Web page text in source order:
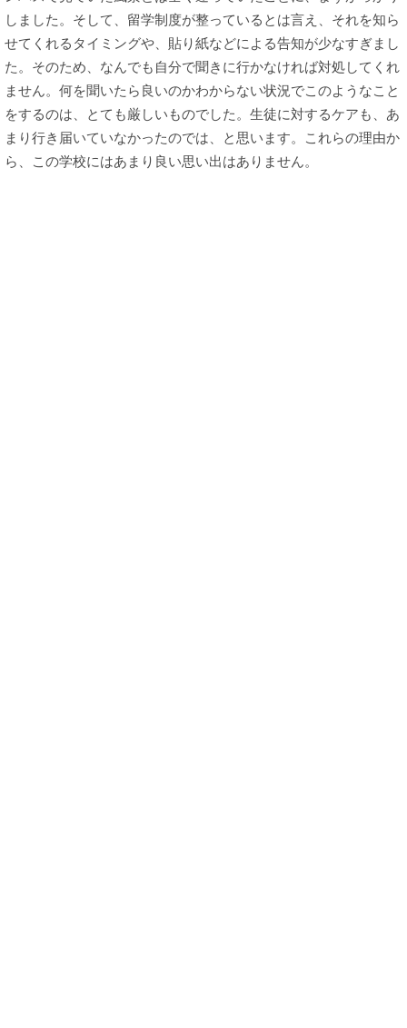
しました。そして、留学制度が整っているとは言え、それを知ら
せてくれるタイミングや、貼り紙などによる告知が少なすぎまし
た。そのため、なんでも自分で聞きに行かなければ対処してくれ
ません。何を聞いたら良いのかわからない状況でこのようなこと
をするのは、とても厳しいものでした。生徒に対するケアも、あ
まり行き届いていなかったのでは、と思います。これらの理由か
ら、この学校にはあまり良い思い出はありません。